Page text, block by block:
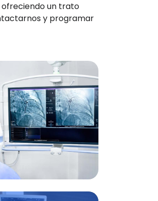
ofreciendo un trato
y programar